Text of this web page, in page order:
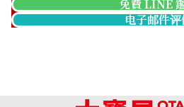
免費 LINE
电子邮件评